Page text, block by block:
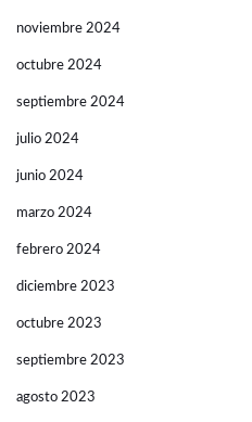
noviembre 2024
octubre 2024
septiembre 2024
julio 2024
junio 2024
marzo 2024
febrero 2024
diciembre 2023
octubre 2023
septiembre 2023
agosto 2023